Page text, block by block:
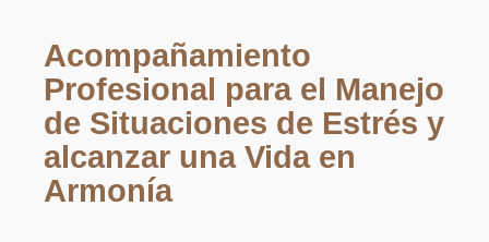
Acompañamiento
Profesional para el Manejo
de Situaciones de Estrés y
alcanzar una Vida en
Armonía